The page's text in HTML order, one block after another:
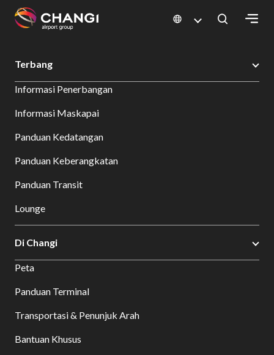
Changi
Language
Changi Airport Bersantap dan Belanja Direktori Toko Shop Detail
Terbang
Informasi Penerbangan
Informasi Maskapai
Panduan Kedatangan
Panduan Keberangkatan
Panduan Transit
Lounge
Di Changi
Peta
Panduan Terminal
Transportasi & Penunjuk Arah
Bantuan Khusus